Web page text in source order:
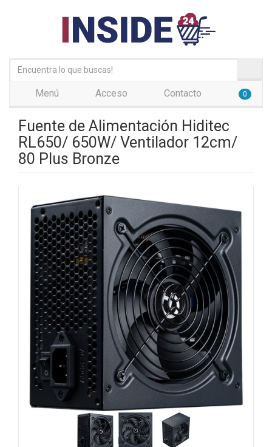
Menú Acceso Contacto 0
Fuente de Alimentación Hiditec
RL650/ 650W/ Ventilador 12cm/
80 Plus Bronze